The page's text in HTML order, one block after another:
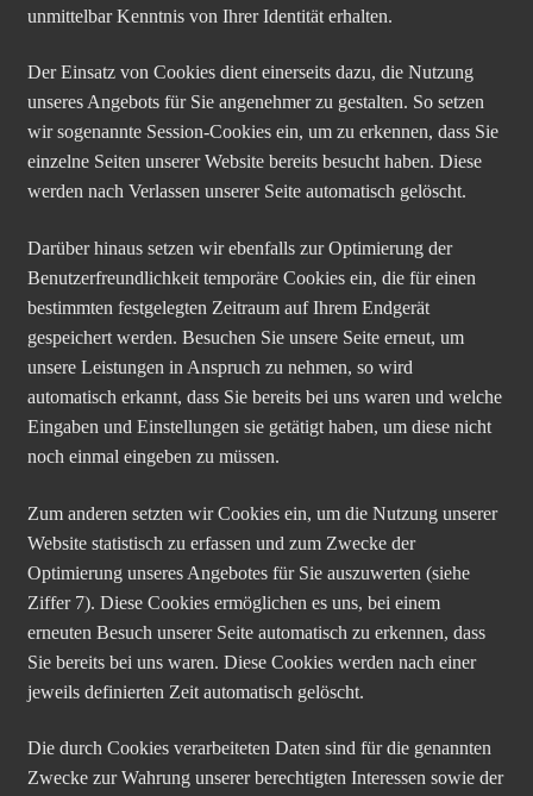
unmittelbar Kenntnis von Ihrer Identität erhalten.
Der Einsatz von Cookies dient einerseits dazu, die Nutzung
unseres Angebots für Sie angenehmer zu gestalten. So setzen
wir sogenannte Session-Cookies ein, um zu erkennen, dass Sie
einzelne Seiten unserer Website bereits besucht haben. Diese
werden nach Verlassen unserer Seite automatisch gelöscht.
Darüber hinaus setzen wir ebenfalls zur Optimierung der
Benutzerfreundlichkeit temporäre Cookies ein, die für einen
bestimmten festgelegten Zeitraum auf Ihrem Endgerät
gespeichert werden. Besuchen Sie unsere Seite erneut, um
unsere Leistungen in Anspruch zu nehmen, so wird
automatisch erkannt, dass Sie bereits bei uns waren und welche
Eingaben und Einstellungen sie getätigt haben, um diese nicht
noch einmal eingeben zu müssen.
Zum anderen setzten wir Cookies ein, um die Nutzung unserer
Website statistisch zu erfassen und zum Zwecke der
Optimierung unseres Angebotes für Sie auszuwerten (siehe
Ziffer 7). Diese Cookies ermöglichen es uns, bei einem
erneuten Besuch unserer Seite automatisch zu erkennen, dass
Sie bereits bei uns waren. Diese Cookies werden nach einer
jeweils definierten Zeit automatisch gelöscht.
Die durch Cookies verarbeiteten Daten sind für die genannten
Zwecke zur Wahrung unserer berechtigten Interessen sowie der